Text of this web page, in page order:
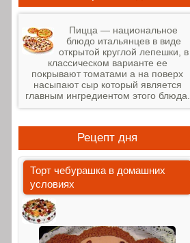
Пицца — национальное
блюдо итальянцев в виде
открытой круглой лепешки, в
классическом варианте ее
покрывают томатами а на поверх
насыпают сыр который является
главным ингредиентом этого блюда.
Рецепт дня
Торт чебурашка в домашних
условиях